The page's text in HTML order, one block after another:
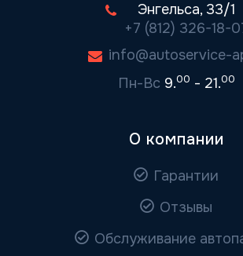
Энгельса, 33/1
+7 (812) 326-18-
info@autoservice-
Пн-Вс 9.00 - 21.00
О компании
Гарантии
Отзывы
Обслуживание